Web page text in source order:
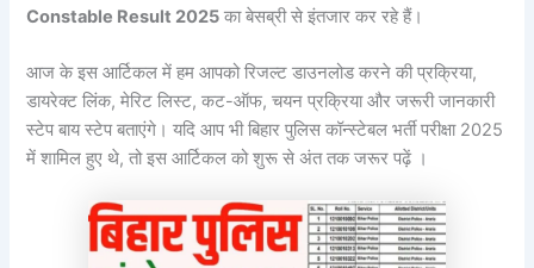
Constable Result 2025 का बेसब्री से इंतजार कर रहे हैं।
आज के इस आर्टिकल में हम आपको रिजल्ट डाउनलोड करने की प्रक्रिया,
डायरेक्ट लिंक, मेरिट लिस्ट, कट-ऑफ, चयन प्रक्रिया और जरूरी जानकारी
स्टेप बाय स्टेप बताएंगे। यदि आप भी बिहार पुलिस कॉन्स्टेबल भर्ती परीक्षा 2025
में शामिल हुए थे, तो इस आर्टिकल को शुरू से अंत तक जरूर पढ़ें ।